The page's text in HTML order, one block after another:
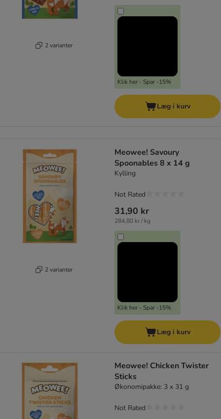
2 varianter
Klik her - Spar -15%
Læg i kurv
2 varianter
Meowee! Savoury
Spoonables 8 x 14 g
Kylling
31,90 kr
284,80 kr / kg
Klik her - Spar -15%
Not Rated
Læg i kurv
Meowee! Chicken Twister
Sticks
Økonomipakke: 3 x 31 g
Not Rated